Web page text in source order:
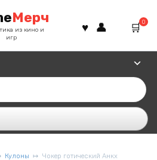
Мерч
из кино и
игр
0
Кулоны Чокер готический Анкх